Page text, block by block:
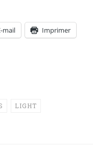
mail Imprimer
LIGHT